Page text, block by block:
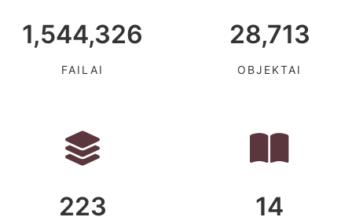
1,544,326
FAILAI
28,713
OBJEKTAI
223 14